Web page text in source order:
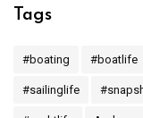
Tags
#boating #boatlife
#sailinglife